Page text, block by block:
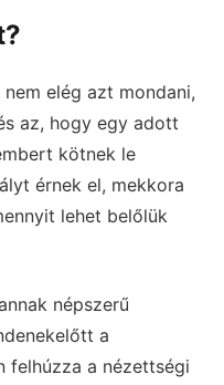
elég azt mondani,
az, hogy egy adott
kötnek le
érnek el, mekkora
lehet belőlük
népszerű
a
felhúzza a nézettségi